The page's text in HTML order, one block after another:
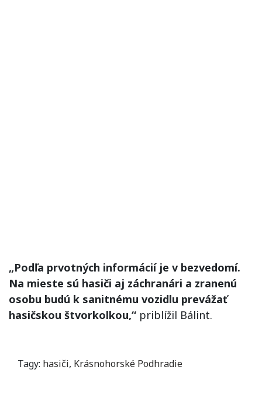
„Podľa prvotných informácií je v bezvedomí.
Na mieste sú hasiči aj záchranári a zranenú
osobu budú k sanitnému vozidlu prevážať
hasičskou štvorkolkou,“ priblížil Bálint.
Tagy: hasiči, Krásnohorské Podhradie